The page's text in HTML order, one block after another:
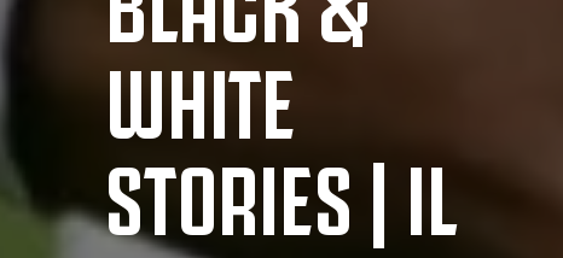
WHITE
STORIES | IL